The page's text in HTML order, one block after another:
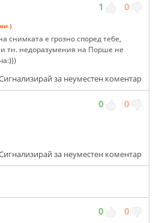
1 0
)
снимката е грозно според тебе,
тн. недоразумения на Порше не
за неуместен коментар
0 0
за неуместен коментар
0 0